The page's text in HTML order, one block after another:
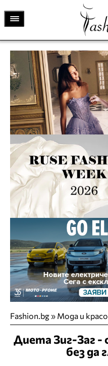
Fashion.bg» Мода и
Диета Зиг-Заг -
без да